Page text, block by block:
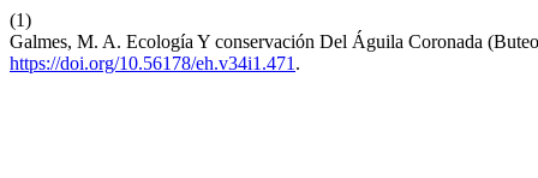
(1)
Galmes, M. A. Ecología Y conservación Del Águila Coronada
https://doi.org/10.56178/eh.v34i1.471 .